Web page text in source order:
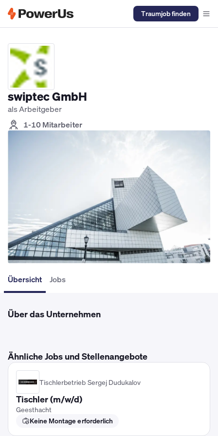
Traumjob finden
swiptec GmbH
als Arbeitgeber
1-10 Mitarbeiter
Übersicht Jobs
Über das Unternehmen
Ähnliche Jobs und Stellenangebote
Tischlerbetrieb Sergej Dudukalov
Tischler (m/w/d)
Geesthacht
Keine Montage erforderlich